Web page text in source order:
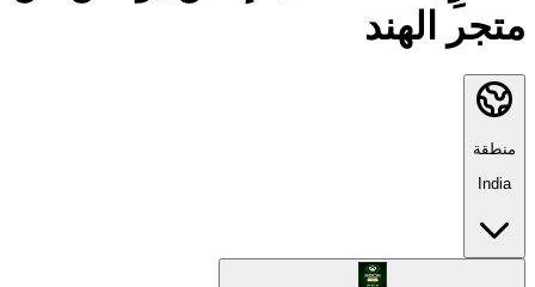
متجر الهند
منطقة
India